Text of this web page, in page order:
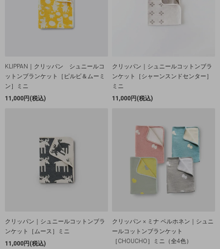
KLIPPAN｜クリッパン シュニールコ
ットンブランケット［ピルビ＆ムーミ
ン］ミニ
11,000円(税込)
クリッパン｜シュニールコットンブラ
ンケット［シャーンスンドセンター］
ミニ
11,000円(税込)
クリッパン｜シュニールコットンブラ
ンケット［ムース］ミニ
11,000円(税込)
クリッパン × ミナ ペルホネン｜シュニ
ールコットンブランケット
［CHOUCHO］ミニ（全4色）